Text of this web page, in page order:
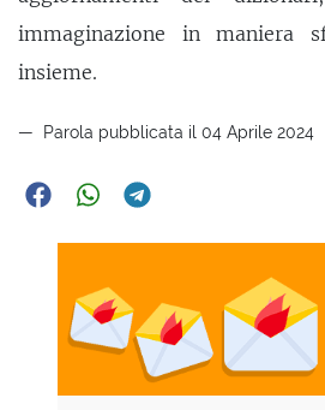
immaginazione in maniera
insieme.
Parola pubblicata il 04 Aprile 2024